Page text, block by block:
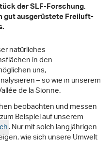
der SLF-Forschung.
gut ausgerüstete Freiluft-
natürliches
in den
uns,
– so wie in unserem
de la Sionne.
beobachten und messen
Beispiel auf unserem
. Nur mit solch langjährigen
wie sich unsere Umwelt